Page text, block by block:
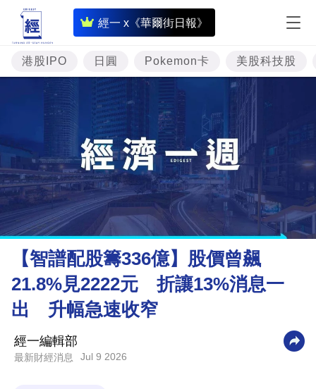
經一 x《華爾街日報》
即
時
財
經
專
題
投
資
樓
市
理
財
商
業
技
港股IPO 日圓 Pokemon卡 美股科技股
【智譜配股籌336億】股價曾飆
21.8%見2222元 折讓13%消息一
出 升幅急速收窄
經一編輯部
最新財經消息 Jul 9 2026